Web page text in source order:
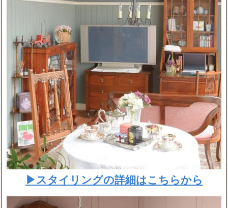
▶スタイリングの詳細はこちらから